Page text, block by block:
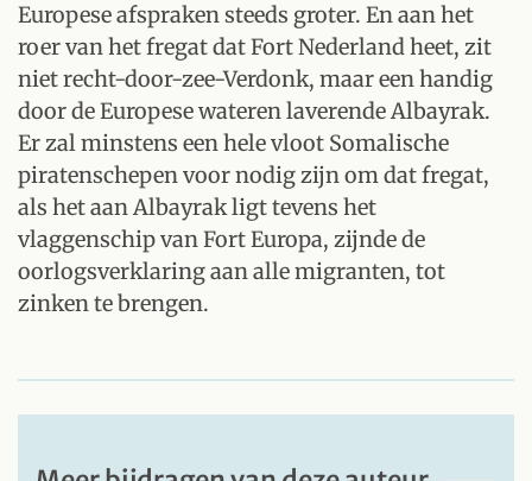
Europese afspraken steeds groter. En aan het
roer van het fregat dat Fort Nederland heet, zit
niet recht-door-zee-Verdonk, maar een handig
door de Europese wateren laverende Albayrak.
Er zal minstens een hele vloot Somalische
piratenschepen voor nodig zijn om dat fregat,
als het aan Albayrak ligt tevens het
vlaggenschip van Fort Europa, zijnde de
oorlogsverklaring aan alle migranten, tot
zinken te brengen.